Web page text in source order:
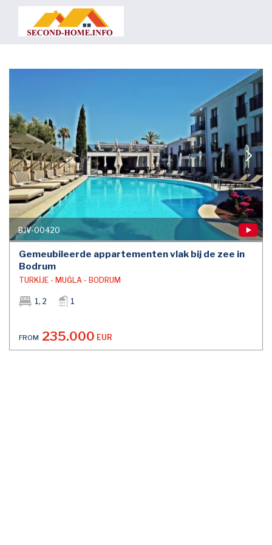
BJV-00420
Gemeubileerde appartementen vlak bij de zee in
Bodrum
TURKİJE - MUĞLA - BODRUM
1, 2 1
FROM 235.000 EUR